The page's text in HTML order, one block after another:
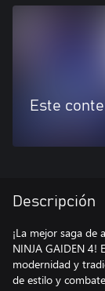
Este
Descripción
¡La mejor saga de
NINJA GAIDEN 4!
modernidad y
de estilo y